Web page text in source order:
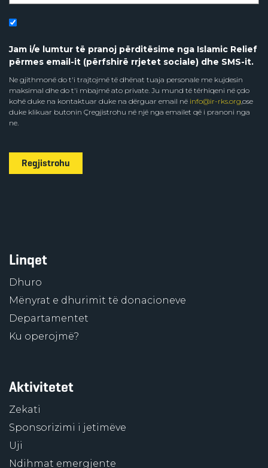
Jam i/e lumtur të pranoj përditësime nga Islamic Relief
përmes email-it (përfshirë rrjetet sociale) dhe SMS-it.
Ne gjithmonë do t'i trajtojmë të dhënat tuaja personale me kujdesin
maksimal dhe do t'i mbajmë ato private. Ju mund të tërhiqeni në çdo
kohë duke na kontaktuar duke na dërguar email në info@ir-rks.org,ose
duke klikuar butonin Çregjistrohu në një nga emailet që i pranoni nga
ne.
Regjistrohu
Linqet
Dhuro
Mënyrat e dhurimit të donacioneve
Departamentet
Ku operojmë?
Aktivitetet
Zekati
Sponsorizimi i jetimëve
Uji
Ndihmat emergjente